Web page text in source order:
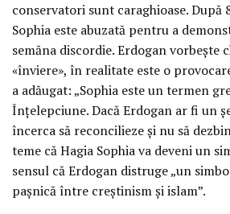
conservatori sunt caraghioase. După
Sophia este abuzată pentru a
semăna discordie. Erdogan vorbește
«înviere», în realitate este o
a adăugat: „Sophia este un termen
Înțelepciune. Dacă Erdogan ar fi un
încerca să reconcilieze și nu să
teme că Hagia Sophia va deveni un
sensul că Erdogan distruge „un
pașnică între creștinism și islam”.